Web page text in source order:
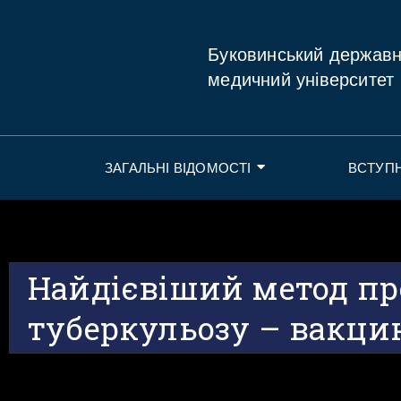
Буковинський
медичний університет
ЗАГАЛЬНІ ВІДОМОСТІ
Найдієвіший метод
туберкульозу –